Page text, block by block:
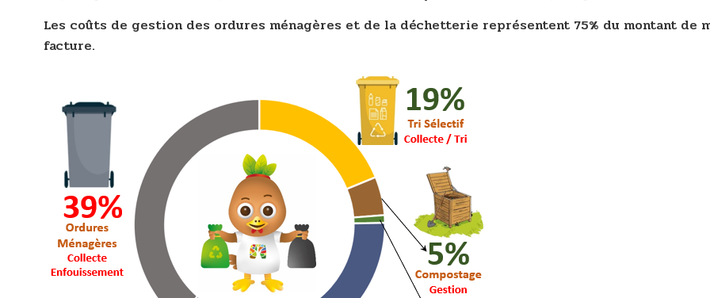
Les coûts de gestion des ordures ménagères et de la déchetterie représentent 75% du montant de
facture.